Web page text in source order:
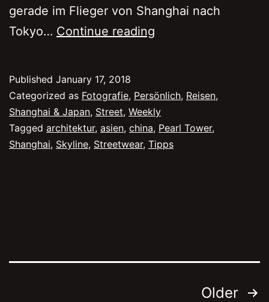
gerade im Flieger von Shanghai nach
Tokyo… Continue reading
Published January 17, 2018
Categorized as Fotografie, Persönlich, Reisen,
Shanghai & Japan, Street, Weekly
Tagged architektur, asien, china, Pearl Tower,
Shanghai, Skyline, Streetwear, Tipps
Older